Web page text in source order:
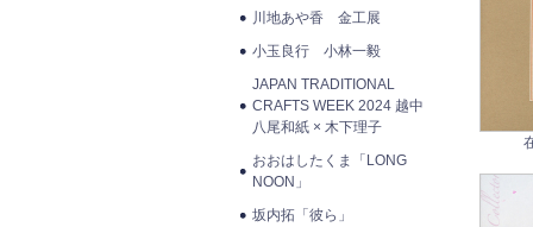
川地あや香 金工展
小玉良行 小林一毅
JAPAN TRADITIONAL
CRAFTS WEEK 2024 越中
八尾和紙 × 木下理子
おおはしたくま「LONG
NOON」
坂内拓「彼ら」